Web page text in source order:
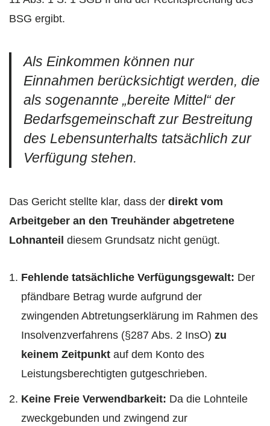
BSG ergibt.
Als Einkommen können nur
Einnahmen berücksichtigt werden, die
als sogenannte „bereite Mittel“ der
Bedarfsgemeinschaft zur Bestreitung
des Lebensunterhalts tatsächlich zur
Verfügung stehen.
Das Gericht stellte klar, dass der direkt vom
Arbeitgeber an den Treuhänder abgetretene
Lohnanteil diesem Grundsatz nicht genügt.
Fehlende tatsächliche Verfügungsgewalt: Der
pfändbare Betrag wurde aufgrund der
zwingenden Abtretungserklärung im Rahmen des
Insolvenzverfahrens (§287 Abs. 2 InsO) zu
keinem Zeitpunkt auf dem Konto des
Leistungsberechtigten gutgeschrieben.
Keine Freie Verwendbarkeit: Da die Lohnteile
zweckgebunden und zwingend zur